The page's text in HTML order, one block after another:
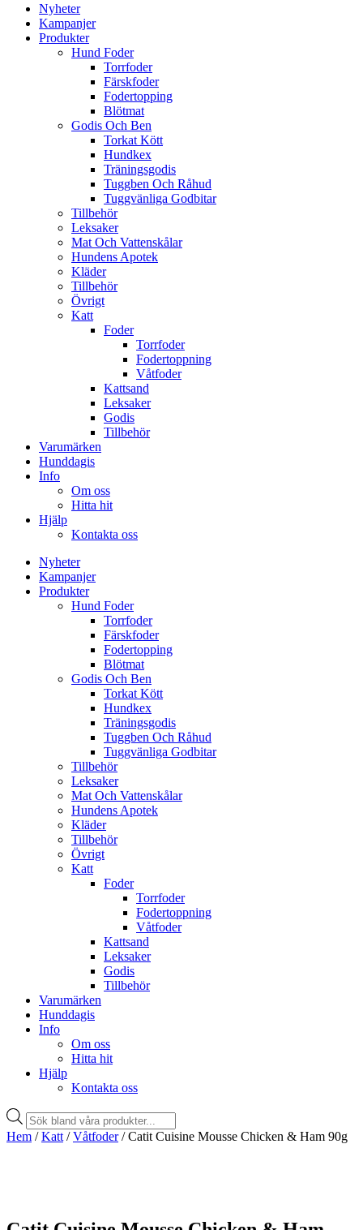
Nyheter
Kampanjer
Produkter
Hund Foder
Torrfoder
Färskfoder
Fodertopping
Blötmat
Godis Och Ben
Torkat Kött
Hundkex
Träningsgodis
Tuggben Och Råhud
Tuggvänliga Godbitar
Tillbehör
Leksaker
Mat Och Vattenskålar
Hundens Apotek
Kläder
Tillbehör
Övrigt
Katt
Foder
Torrfoder
Fodertoppning
Våtfoder
Kattsand
Leksaker
Godis
Tillbehör
Varumärken
Hunddagis
Info
Om oss
Hitta hit
Hjälp
Kontakta oss
Nyheter
Kampanjer
Produkter
Hund Foder
Torrfoder
Färskfoder
Fodertopping
Blötmat
Godis Och Ben
Torkat Kött
Hundkex
Träningsgodis
Tuggben Och Råhud
Tuggvänliga Godbitar
Tillbehör
Leksaker
Mat Och Vattenskålar
Hundens Apotek
Kläder
Tillbehör
Övrigt
Katt
Foder
Torrfoder
Fodertoppning
Våtfoder
Kattsand
Leksaker
Godis
Tillbehör
Varumärken
Hunddagis
Info
Om oss
Hitta hit
Hjälp
Kontakta oss
Products
search
Hem /Katt /Våtfoder/ Catit Cuisine Mousse Chicken & Ham 90g